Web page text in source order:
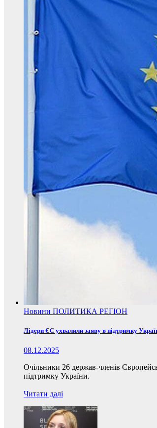
Новини ПОЛИТИКА РЕГІОН
Лідери ЄС ухвалили заяву в підтримку
08.12.2025
Очільники 26 держав-членів
підтримку України.
Читати далі